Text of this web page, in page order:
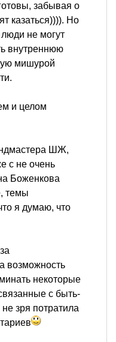
забывая о
казаться)))). Но
люди не могут
внутреннюю
мишурой
и целом
ШЖ,
с не очень
Боженкова
темы
я думаю, что
возможность
некоторые
с быть-
зря потратила